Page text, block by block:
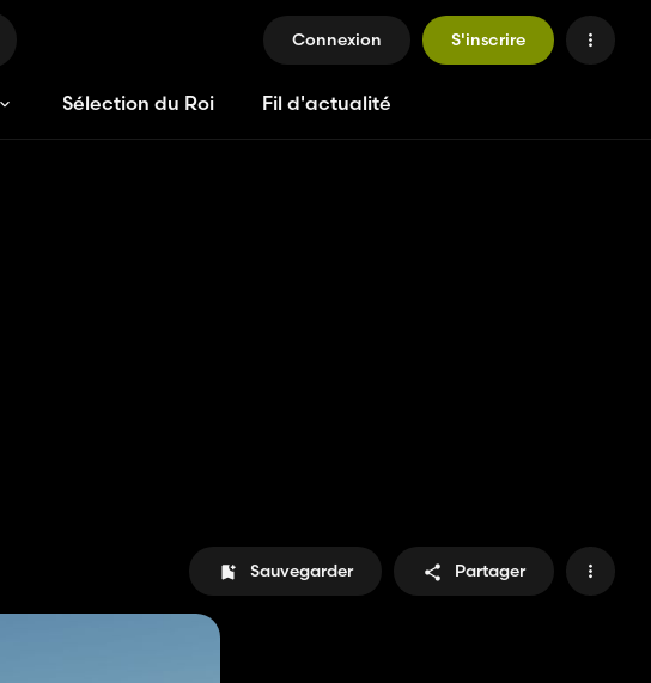
Connexion S'inscrire
Sélection du Roi Fil d'actualité
Sauvegarder Partager